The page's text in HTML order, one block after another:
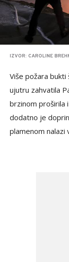
IZVOR: CAROLINE
Više požara
ujutru zahvatila
brzinom proširila
dodatno je
plamenom nalazi